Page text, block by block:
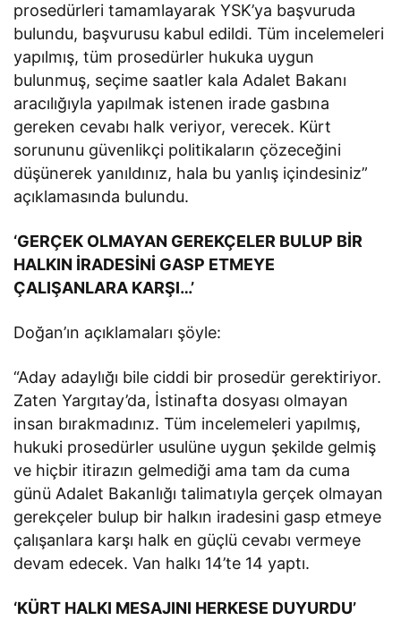
prosedürleri tamamlayarak YSK’ya başvuruda
bulundu, başvurusu kabul edildi. Tüm incelemeleri
yapılmış, tüm prosedürler hukuka uygun
bulunmuş, seçime saatler kala Adalet Bakanı
aracılığıyla yapılmak istenen irade gasbına
gereken cevabı halk veriyor, verecek. Kürt
sorununu güvenlikçi politikaların çözeceğini
düşünerek yanıldınız, hala bu yanlış içindesiniz”
açıklamasında bulundu.
‘GERÇEK OLMAYAN GEREKÇELER BULUP BİR
HALKIN İRADESİNİ GASP ETMEYE
ÇALIŞANLARA KARŞI…’
Doğan’ın açıklamaları şöyle:
“Aday adaylığı bile ciddi bir prosedür gerektiriyor.
Zaten Yargıtay’da, İstinafta dosyası olmayan
insan bırakmadınız. Tüm incelemeleri yapılmış,
hukuki prosedürler usulüne uygun şekilde gelmiş
ve hiçbir itirazın gelmediği ama tam da cuma
günü Adalet Bakanlığı talimatıyla gerçek olmayan
gerekçeler bulup bir halkın iradesini gasp etmeye
çalışanlara karşı halk en güçlü cevabı vermeye
devam edecek. Van halkı 14’te 14 yaptı.
‘KÜRT HALKI MESAJINI HERKESE DUYURDU’